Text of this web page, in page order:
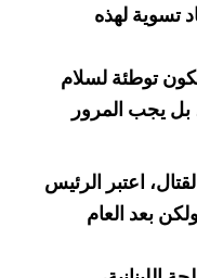
تسوية لهذه
توطئة لسلام
نقطة مباشرة، بل يجب المرور
اعتبر الرئيس
تحرير البلد، ولكن بعد العام